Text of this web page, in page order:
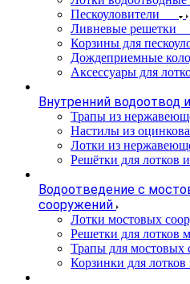
Пескоуловители
Ливневые решетки
Корзины для
Дождеприемные
Аксессуары для
Внутренний водоотвод
Трапы из
Настилы из
Лотки из
Решётки для лотков
Водоотведение с
сооружений
Лотки мостовых
Решетки для лотков
Трапы для мостовых
Корзинки для